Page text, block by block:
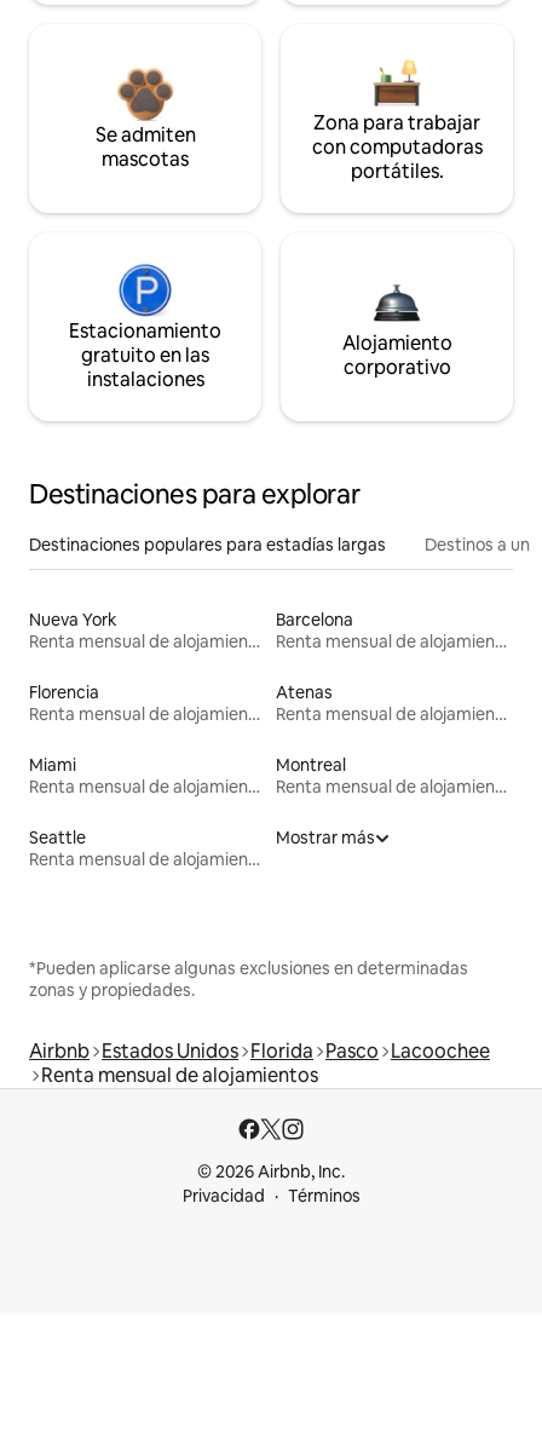
Se admiten
mascotas
Zona para trabajar
con computadoras
portátiles.
Estacionamiento
gratuito en las
instalaciones
Alojamiento
corporativo
Destinaciones para explorar
Destinaciones populares para estadías largas Destinos a un
Nueva York
Renta mensual de alojamientos
Barcelona
Renta mensual de alojamientos
Florencia
Renta mensual de alojamientos
Atenas
Renta mensual de alojamientos
Miami
Renta mensual de alojamientos
Montreal
Renta mensual de alojamientos
Seattle
Renta mensual de alojamientos
Mostrar más
*Pueden aplicarse algunas exclusiones en determinadas
zonas y propiedades.
Airbnb Estados Unidos Florida Pasco Lacoochee
Renta mensual de alojamientos
© 2026 Airbnb, Inc.
Privacidad
Términos